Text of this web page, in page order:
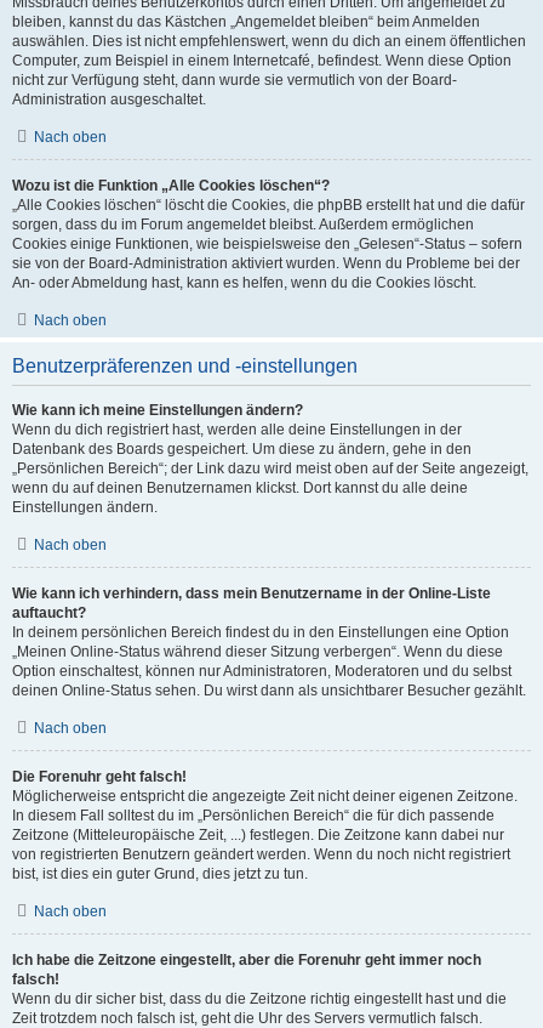
bleiben, kannst du das Kästchen „Angemeldet bleiben“ beim Anmelden
auswählen. Dies ist nicht empfehlenswert, wenn du dich an einem öffentlichen
Computer, zum Beispiel in einem Internetcafé, befindest. Wenn diese Option
nicht zur Verfügung steht, dann wurde sie vermutlich von der Board-
Administration ausgeschaltet.
Nach oben
Wozu ist die Funktion „Alle Cookies löschen“?
„Alle Cookies löschen“ löscht die Cookies, die phpBB erstellt hat und die dafür
sorgen, dass du im Forum angemeldet bleibst. Außerdem ermöglichen
Cookies einige Funktionen, wie beispielsweise den „Gelesen“-Status – sofern
sie von der Board-Administration aktiviert wurden. Wenn du Probleme bei der
An- oder Abmeldung hast, kann es helfen, wenn du die Cookies löscht.
Nach oben
Benutzerpräferenzen und -einstellungen
Wie kann ich meine Einstellungen ändern?
Wenn du dich registriert hast, werden alle deine Einstellungen in der
Datenbank des Boards gespeichert. Um diese zu ändern, gehe in den
„Persönlichen Bereich“; der Link dazu wird meist oben auf der Seite angezeigt,
wenn du auf deinen Benutzernamen klickst. Dort kannst du alle deine
Einstellungen ändern.
Nach oben
Wie kann ich verhindern, dass mein Benutzername in der Online-Liste
auftaucht?
In deinem persönlichen Bereich findest du in den Einstellungen eine Option
„Meinen Online-Status während dieser Sitzung verbergen“. Wenn du diese
Option einschaltest, können nur Administratoren, Moderatoren und du selbst
deinen Online-Status sehen. Du wirst dann als unsichtbarer Besucher gezählt.
Nach oben
Die Forenuhr geht falsch!
Möglicherweise entspricht die angezeigte Zeit nicht deiner eigenen Zeitzone.
In diesem Fall solltest du im „Persönlichen Bereich“ die für dich passende
Zeitzone (Mitteleuropäische Zeit, ...) festlegen. Die Zeitzone kann dabei nur
von registrierten Benutzern geändert werden. Wenn du noch nicht registriert
bist, ist dies ein guter Grund, dies jetzt zu tun.
Nach oben
Ich habe die Zeitzone eingestellt, aber die Forenuhr geht immer noch
falsch!
Wenn du dir sicher bist, dass du die Zeitzone richtig eingestellt hast und die
Zeit trotzdem noch falsch ist, geht die Uhr des Servers vermutlich falsch.